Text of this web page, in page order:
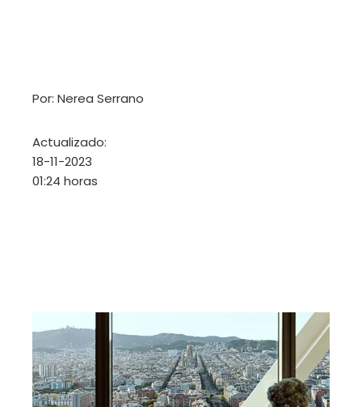
Por: Nerea Serrano
Actualizado:
18-11-2023
01:24 horas